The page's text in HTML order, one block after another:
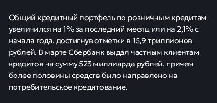
Общий кредитный портфель по розничным кредитам
увеличился на 1% за последний месяц или на 2,1% с
начала года, достигнув отметки в 15,9 триллионов
рублей. В марте Сбербанк выдал частным клиентам
кредитов на сумму 523 миллиарда рублей, причем
более половины средств было направлено на
потребительское кредитование.